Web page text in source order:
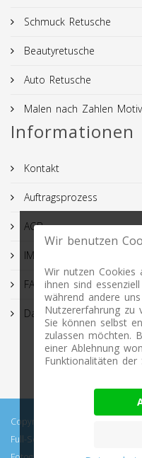
Schmuck Retusche
Beautyretusche
Auto Retusche
Malen nach Zahlen
Informationen
Kontakt
Auftragsprozess
AGB
IMPRESSUM
FAQ
Datenschutz
Copyright © 2026
Full-Service Lösungen: Bild
Wir benutzen
Wir nutzen Cookies
ihnen sind
während andere
Nutzererfahrung zu
Sie können selbst
zulassen möchten.
einer Ablehnung
Funktionalitäten der